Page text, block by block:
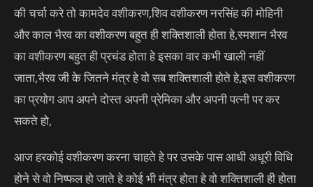
की चर्चा करे तो कामदेव वशीकरण,शिव वशीकरण नरसिंह की मोहिनी
और काल भैरव का वशीकरण बहुत ही शक्तिशाली होता हे,स्मशान भैरव
का वशीकरण बहुत ही प्रचंड होता हे इसका वार कभी खाली नहीं
जाता,भैरव जी के जितने मंत्र हे वो सब शक्तिशाली होते हे,इस वशीकरण
का प्रयोग आप अपने दोस्त अपनी प्रेमिका और अपनी पत्नी पर कर
सकते हो,
आज हरकोई वशीकरण करना चाहते हे पर उसके पास आधी अधूरी विधि
होने से वो निष्फल हो जाते हे कोई भी मंत्र होता हे वो शक्तिशाली ही होता